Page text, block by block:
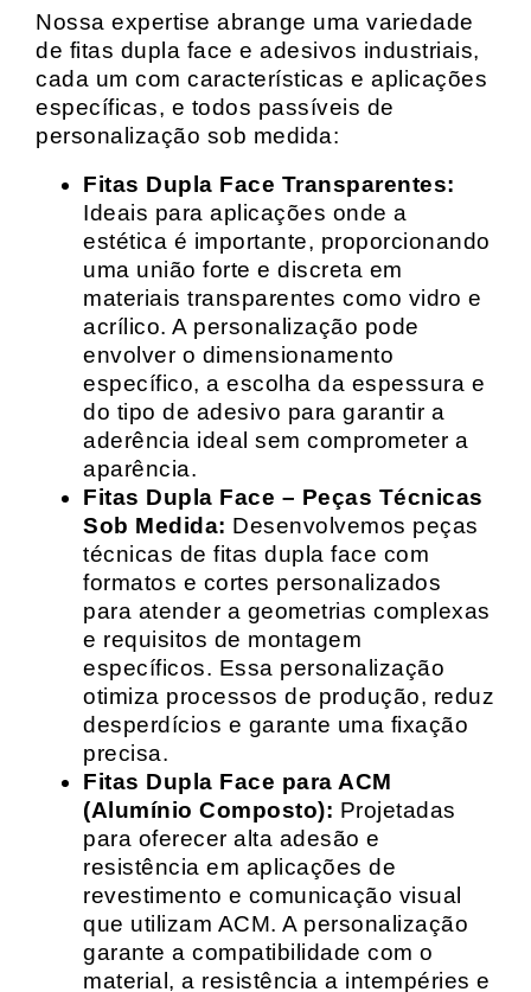
Nossa expertise abrange uma variedade
de fitas dupla face e adesivos industriais,
cada um com características e aplicações
específicas, e todos passíveis de
personalização sob medida:
Fitas Dupla Face Transparentes:
Ideais para aplicações onde a
estética é importante, proporcionando
uma união forte e discreta em
materiais transparentes como vidro e
acrílico. A personalização pode
envolver o dimensionamento
específico, a escolha da espessura e
do tipo de adesivo para garantir a
aderência ideal sem comprometer a
aparência.
Fitas Dupla Face – Peças Técnicas
Sob Medida: Desenvolvemos peças
técnicas de fitas dupla face com
formatos e cortes personalizados
para atender a geometrias complexas
e requisitos de montagem
específicos. Essa personalização
otimiza processos de produção, reduz
desperdícios e garante uma fixação
precisa.
Fitas Dupla Face para ACM
(Alumínio Composto): Projetadas
para oferecer alta adesão e
resistência em aplicações de
revestimento e comunicação visual
que utilizam ACM. A personalização
garante a compatibilidade com o
material, a resistência a intempéries e